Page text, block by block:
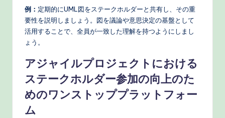
例： 定期的にUML図をステークホルダーと共有し、その重
要性を説明しましょう。図を議論や意思決定の基盤として
活用することで、全員が一致した理解を持つようにしまし
ょう。
アジャイルプロジェクトにおける
ステークホルダー参加の向上のた
めのワンストッププラットフォー
ム